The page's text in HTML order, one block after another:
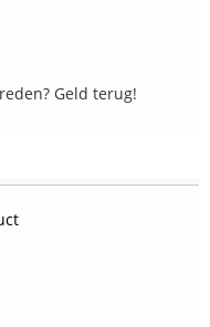
Geld terug!